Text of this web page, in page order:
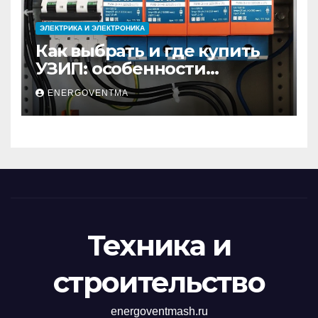
ЭЛЕКТРИКА И ЭЛЕКТРОНИКА
Как выбрать и где купить
УЗИП: особенности
устройств защиты от
импульсных
перенапряжений
ENERGOVENTMA
Техника и
строительство
energoventmash.ru